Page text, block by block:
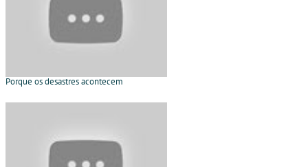
Porque os desastres acontecem